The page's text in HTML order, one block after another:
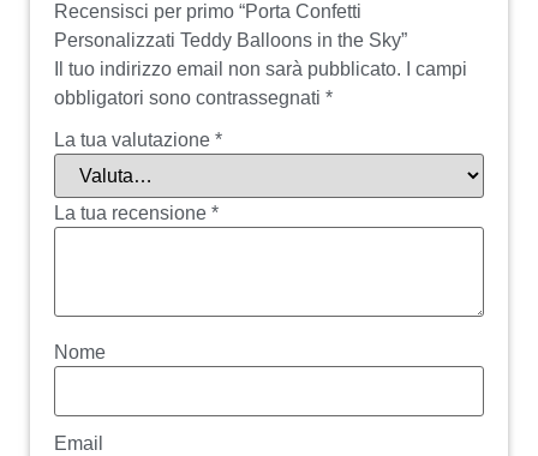
Recensisci per primo “Porta Confetti
Personalizzati Teddy Balloons in the Sky”
Il tuo indirizzo email non sarà pubblicato.
I campi
obbligatori sono contrassegnati *
La tua valutazione *
La tua recensione *
Nome
Email